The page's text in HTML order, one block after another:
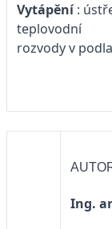
Vytápění:
teplovodní
rozvody v
Ing.